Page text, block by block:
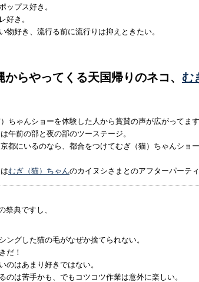
ップス好き。
好き。
物好き、流行る前に流行りは抑えときたい。
らやってくる天国帰りのネコ、 む
ちゃんショーを体験した人から賞賛の声が広がってます
午前の部と夜の部のツーステージ。
都にいるのなら、都合をつけてむぎ（猫）ちゃんショ
むぎ（猫）ちゃんのカイヌシさまとのアフターパーテ
祭典ですし、
ングした猫の毛がなぜか捨てられない。
だ！
のはあまり好きではない。
のは苦手かも、でもコツコツ作業は意外に楽しい。